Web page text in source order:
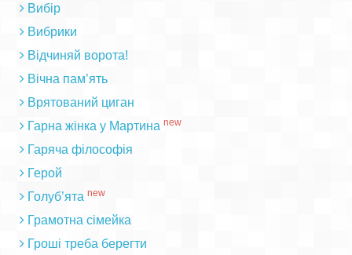
Вибір
Вибрики
Відчиняй ворота!
Вічна пам’ять
Врятований циган
Гарна жінка у Мартина new
Гаряча філософія
Герой
Голуб’ята new
Грамотна сімейка
Гроші треба берегти